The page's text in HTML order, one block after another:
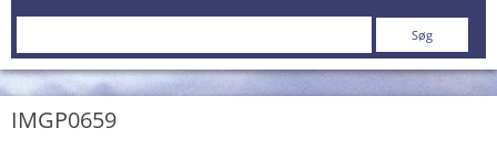
Søg
IMGP0659